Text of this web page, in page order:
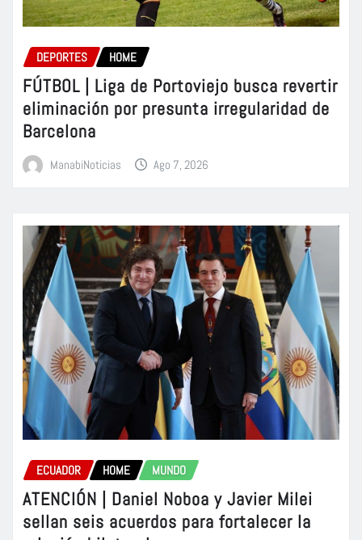
DEPORTES HOME
FÚTBOL | Liga de Portoviejo busca revertir
eliminación por presunta irregularidad de
Barcelona
ManabiNoticias Ago 7, 2026
ECUADOR HOME MUNDO
ATENCIÓN | Daniel Noboa y Javier Milei
sellan seis acuerdos para fortalecer la